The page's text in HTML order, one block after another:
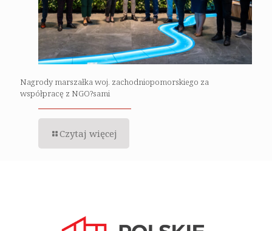
Nagrody marszałka woj. zachodniopomorskiego za
współpracę z NGO?sami
Czytaj więcej